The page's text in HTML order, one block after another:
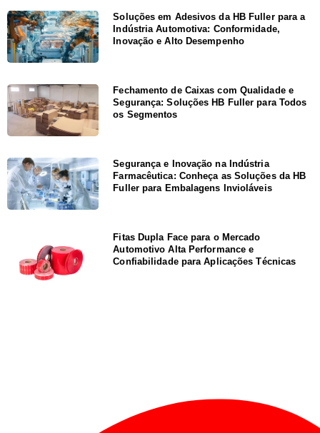
Soluções em Adesivos da HB Fuller para a
Indústria Automotiva: Conformidade,
Inovação e Alto Desempenho
Fechamento de Caixas com Qualidade e
Segurança: Soluções HB Fuller para Todos
os Segmentos
Segurança e Inovação na Indústria
Farmacêutica: Conheça as Soluções da HB
Fuller para Embalagens Invioláveis
Fitas Dupla Face para o Mercado
Automotivo Alta Performance e
Confiabilidade para Aplicações Técnicas